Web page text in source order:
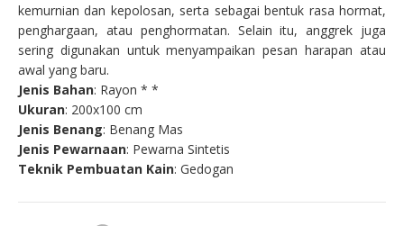
kemurnian dan kepolosan, serta sebagai bentuk rasa hormat,
penghargaan, atau penghormatan. Selain itu, anggrek juga
sering digunakan untuk menyampaikan pesan harapan atau
awal yang baru.
Jenis Bahan: Rayon * *
Ukuran: 200x100 cm
Jenis Benang: Benang Mas
Jenis Pewarnaan: Pewarna Sintetis
Teknik Pembuatan Kain: Gedogan